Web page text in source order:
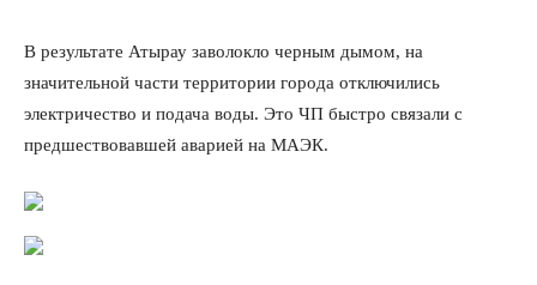
В результате Атырау заволокло черным дымом, на
значительной части территории города отключились
электричество и подача воды. Это ЧП быстро связали с
предшествовавшей аварией на МАЭК.